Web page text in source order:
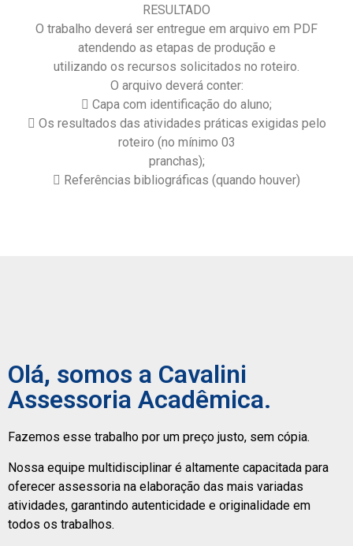
RESULTADO
O trabalho deverá ser entregue em arquivo em PDF
atendendo as etapas de produção e
utilizando os recursos solicitados no roteiro.
O arquivo deverá conter:
 Capa com identificação do aluno;
 Os resultados das atividades práticas exigidas pelo
roteiro (no mínimo 03
pranchas);
 Referências bibliográficas (quando houver)
Olá, somos a Cavalini
Assessoria Acadêmica.
Fazemos esse trabalho por um preço justo, sem cópia.
Nossa equipe multidisciplinar é altamente capacitada para
oferecer assessoria na elaboração das mais variadas
atividades, garantindo autenticidade e originalidade em
todos os trabalhos.